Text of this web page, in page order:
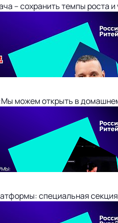
– сохранить темпы роста
можем открыть в
специальная